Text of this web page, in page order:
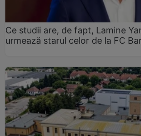
Ce studii are, de fapt, Lamine
urmează starul celor de la FC